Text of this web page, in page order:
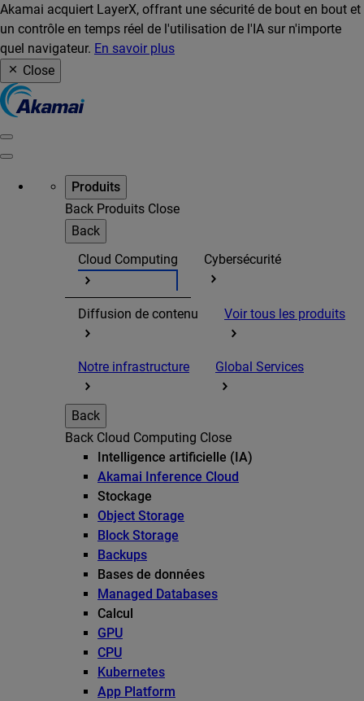
Akamai acquiert LayerX, offrant une sécurité de bout en bout et
un contrôle en temps réel de l'utilisation de l'IA sur n'importe
quel navigateur. En savoir plus
Close
Produits
Back Produits Close
Back
Cloud Computing
Cybersécurité
Diffusion de contenu Voir tous les produits
Notre infrastructure Global Services
Back
Back Cloud Computing Close
Intelligence artificielle (IA)
Akamai Inference Cloud
Stockage
Object Storage
Block Storage
Backups
Bases de données
Managed Databases
Calcul
GPU
CPU
Kubernetes
App Platform